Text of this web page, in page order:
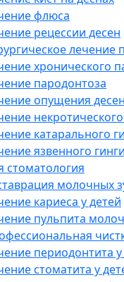
флюса
рецессии десен
лечение
хронического
пародонтоза
опущения десен
катарального
язвенного
стоматология
молочных
кариеса у детей
пульпита
периодонтита у
стоматита у